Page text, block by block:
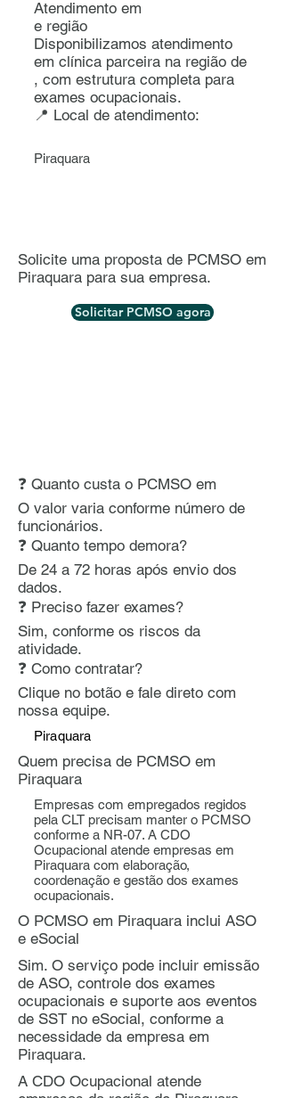
Atendimento em
e região
Disponibilizamos atendimento
em clínica parceira na região de
, com estrutura completa para
exames ocupacionais.
📍 Local de atendimento:
Piraquara
Solicite uma proposta de PCMSO em
Piraquara para sua empresa.
Solicitar PCMSO agora
❓ Quanto custa o PCMSO em
O valor varia conforme número de
funcionários.
❓ Quanto tempo demora?
De 24 a 72 horas após envio dos
dados.
❓ Preciso fazer exames?
Sim, conforme os riscos da
atividade.
❓ Como contratar?
Clique no botão e fale direto com
nossa equipe.
Piraquara
Quem precisa de PCMSO em
Piraquara
Empresas com empregados regidos
pela CLT precisam manter o PCMSO
conforme a NR-07. A CDO
Ocupacional atende empresas em
Piraquara com elaboração,
coordenação e gestão dos exames
ocupacionais.
O PCMSO em Piraquara inclui ASO
e eSocial
Sim. O serviço pode incluir emissão
de ASO, controle dos exames
ocupacionais e suporte aos eventos
de SST no eSocial, conforme a
necessidade da empresa em
Piraquara.
A CDO Ocupacional atende